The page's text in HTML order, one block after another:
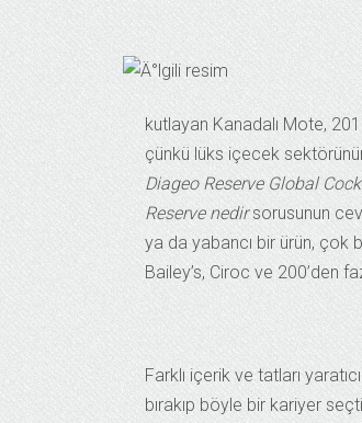
kutlayan Kanadalı Mote,
çünkü lüks içecek
Diageo Reserve Global
Reserve nedirsorusunun
ya da yabancı bir ürün, çok
Bailey’s, Ciroc ve 200’den
Farklı içerik ve tatları
bırakıp böyle bir kariyer